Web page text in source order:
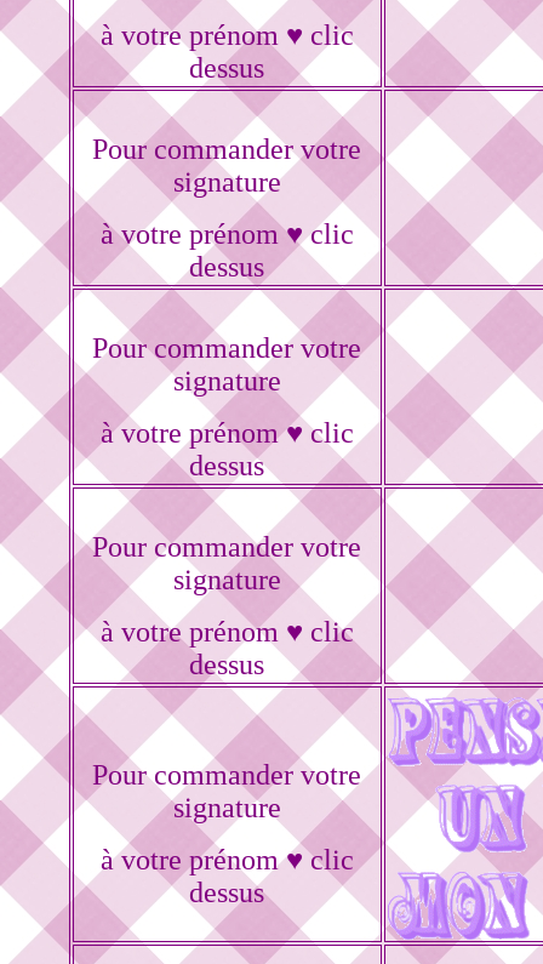
à votre prénom ♥ clic
dessus
Pour commander votre
signature
à votre prénom ♥ clic
dessus
Pour commander votre
signature
à votre prénom ♥ clic
dessus
Pour commander votre
signature
à votre prénom ♥ clic
dessus
Pour commander votre
signature
à votre prénom ♥ clic
dessus